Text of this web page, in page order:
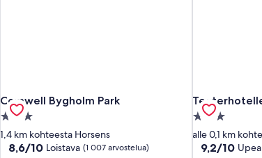
Comwell Bygholm Park
Comwell Bygholm Park
3.0
tähden
majoituspaikka
1,4 km kohteesta Horsens
8.6
8,6/10 Loistava (1 007 arvostelua)
3.0
tähden
alle 0,1 km
9.2
9,2/10 Upea